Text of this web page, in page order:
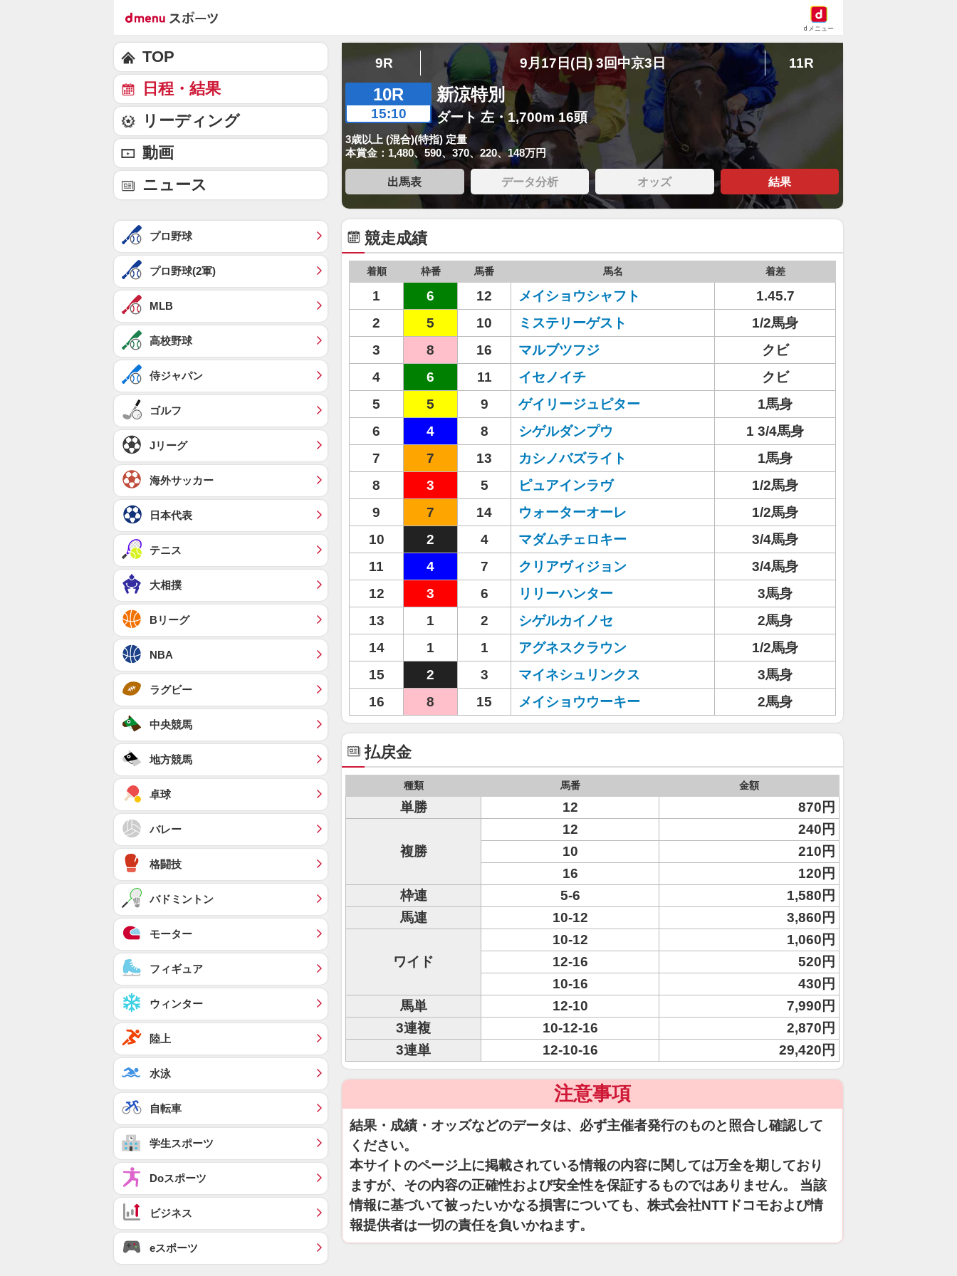
dメニュー
9R 9月17日(日) 3回中京3日 11R
10R
15:10
新涼特別
ダート 左・1,700m 16頭
3歳以上 (混合)(特指) 定量
本賞金：1,480、590、370、220、148万円
出馬表 データ分析 オッズ 結果
競走成績
着順 枠番 馬番 馬名 着差
1 6 12 メイショウシャフト
1.45.7
2
5 10 ミステリーゲスト
1/2馬身
3
8 16 マルブツフジ
クビ
4
6 11 イセノイチ
クビ
5
5 9 ゲイリージュピター
1馬身
6
4 8 シゲルダンプウ
1 3/4馬身
7
7 13 カシノバズライト
1馬身
8
3 5 ピュアインラヴ
1/2馬身
9
7 14 ウォーターオーレ
1/2馬身
10
2 4 マダムチェロキー
3/4馬身
11
4 7 クリアヴィジョン
3/4馬身
12
3 6 リリーハンター
3馬身
13
1 2 シゲルカイノセ
2馬身
14
1 1 アグネスクラウン
1/2馬身
15
2 3 マイネシュリンクス
3馬身
16
8 15 メイショウウーキー 2馬身
払戻金
種類 馬番 金額
単勝 12 870円
複勝
12
240円
10
210円
16
120円
枠連
5-6
1,580円
馬連
10-12 3,860円
ワイド
10-12
1,060円
12-16
520円
10-16
430円
馬単
12-10
7,990円
3連複
10-12-16
2,870円
3連単
12-10-16 29,420円
注意事項
結果・成績・オッズなどのデータは、必ず主催者発行のものと照合し確認して
ください。
本サイトのページ上に掲載されている情報の内容に関しては万全を期しており
ますが、その内容の正確性および安全性を保証するものではありません。 当該
情報に基づいて被ったいかなる損害についても、株式会社NTTドコモおよび情
報提供者は一切の責任を負いかねます。
TOP
日程・結果
リーディング
動画
ニュース
プロ野球
プロ野球(2軍)
MLB
高校野球
侍ジャパン
ゴルフ
Jリーグ
海外サッカー
日本代表
テニス
大相撲
Bリーグ
NBA
ラグビー
中央競馬
地方競馬
卓球
バレー
格闘技
バドミントン
モーター
フィギュア
ウィンター
陸上
水泳
自転車
学生スポーツ
Doスポーツ
ビジネス
eスポーツ